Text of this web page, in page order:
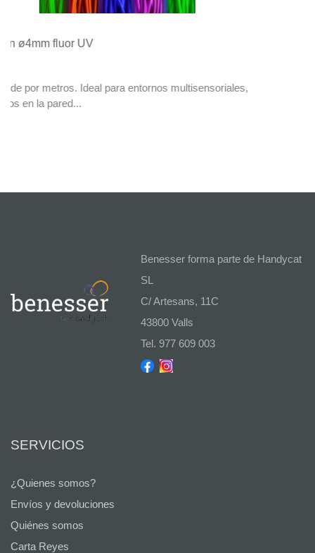
22.00 €
SL
SERVICIOS